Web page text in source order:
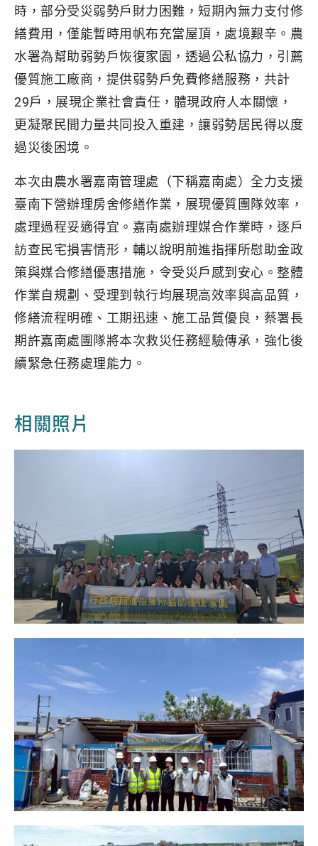
時，部分受災弱勢戶財力困難，短期內無力支付修
繕費用，僅能暫時用帆布充當屋頂，處境艱辛。農
水署為幫助弱勢戶恢復家園，透過公私協力，引薦
優質施工廠商，提供弱勢戶免費修繕服務，共計
29戶，展現企業社會責任，體現政府人本關懷，
更凝聚民間力量共同投入重建，讓弱勢居民得以度
過災後困境。
本次由農水署嘉南管理處（下稱嘉南處）全力支援
臺南下營辦理房舍修繕作業，展現優質團隊效率，
處理過程妥適得宜。嘉南處辦理媒合作業時，逐戶
訪查民宅損害情形，輔以說明前進指揮所慰助金政
策與媒合修繕優惠措施，令受災戶感到安心。整體
作業自規劃、受理到執行均展現高效率與高品質，
修繕流程明確、工期迅速、施工品質優良，蔡署長
期許嘉南處團隊將本次救災任務經驗傳承，強化後
續緊急任務處理能力。
相關照片